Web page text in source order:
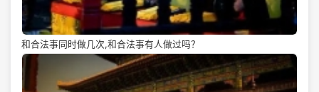
和合法事同时做几次,和合法事有人做过吗？